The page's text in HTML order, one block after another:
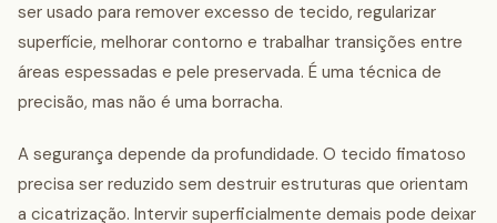
ser usado para remover excesso de tecido, regularizar
superfície, melhorar contorno e trabalhar transições entre
áreas espessadas e pele preservada. É uma técnica de
precisão, mas não é uma borracha.
A segurança depende da profundidade. O tecido fimatoso
precisa ser reduzido sem destruir estruturas que orientam
a cicatrização. Intervir superficialmente demais pode deixar